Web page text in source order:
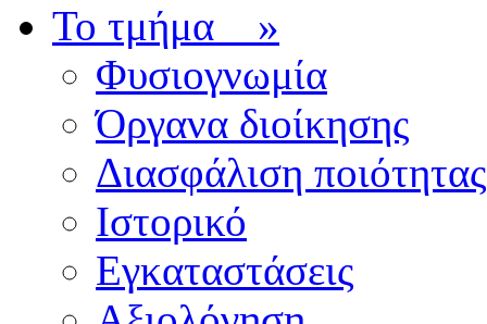
Το τμήμα »
Φυσιογνωμία
Όργανα διοίκησης
Διασφάλιση ποιότητας
Ιστορικό
Εγκαταστάσεις